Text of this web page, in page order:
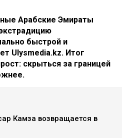
Арабские Эмираты
быстрой и
Ulysmedia.kz. Итог
скрыться за границей
Камза возвращается в